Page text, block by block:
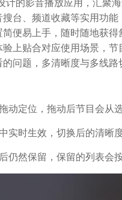
计的影音播放应用，汇聚
台、频道收藏等实用功
便易上手，随时随地获
上贴合对应使用场景，
问题，多清晰度与多线路
动定位，拖动后节目会从
实时生效，切换后的清晰
仍然保留，保留的列表会